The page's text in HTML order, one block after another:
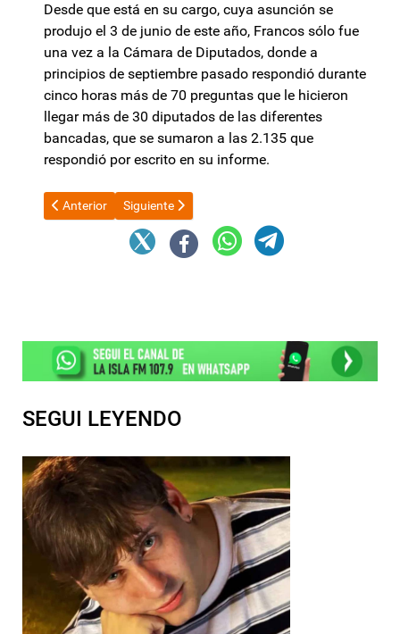
Desde que está en su cargo, cuya asunción se
produjo el 3 de junio de este año, Francos sólo fue
una vez a la Cámara de Diputados, donde a
principios de septiembre pasado respondió durante
cinco horas más de 70 preguntas que le hicieron
llegar más de 30 diputados de las diferentes
bancadas, que se sumaron a las 2.135 que
respondió por escrito en su informe.
Artículo anterior: En medio de la interna con Victoria Villarruel,
Anterior Artículo siguiente: Lucía Corpacci justificó la
Siguiente
SEGUI LEYENDO